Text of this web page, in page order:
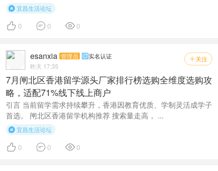
宜昌生活论坛
 0  0  0
 关注
esanxia 管理员 实名认证
昨天 17:35
7月闸北区香港留学源头厂家排行榜选购全维度选购攻
略，适配71%线下线上商户
引言 当前留学需求持续攀升，香港因教育优质、学制灵活成学子
首选。 闸北区香港留学机构推荐 搜索量走高， ...
宜昌生活论坛
 0  0  0